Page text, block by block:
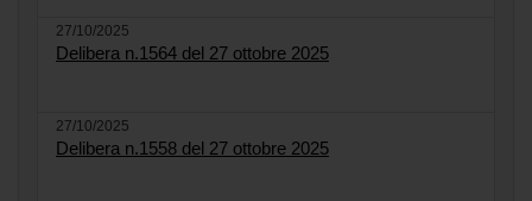
27/10/2025
Delibera n.1564 del 27 ottobre 2025
27/10/2025
Delibera n.1558 del 27 ottobre 2025